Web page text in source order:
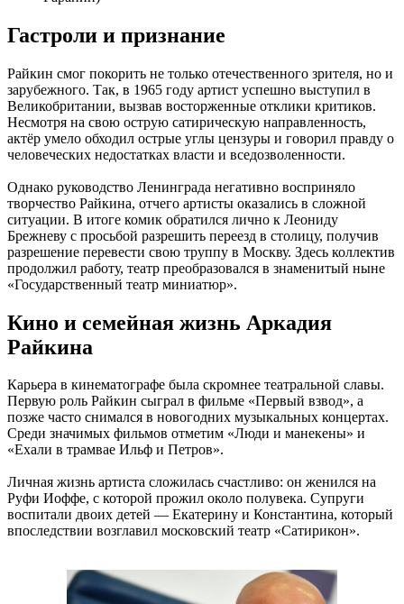
Гастроли и признание
Райкин смог покорить не только отечественного зрителя, но и
зарубежного. Так, в 1965 году артист успешно выступил в
Великобритании, вызвав восторженные отклики критиков.
Несмотря на свою острую сатирическую направленность,
актёр умело обходил острые углы цензуры и говорил правду о
человеческих недостатках власти и вседозволенности.
Однако руководство Ленинграда негативно восприняло
творчество Райкина, отчего артисты оказались в сложной
ситуации. В итоге комик обратился лично к Леониду
Брежневу с просьбой разрешить переезд в столицу, получив
разрешение перевести свою труппу в Москву. Здесь коллектив
продолжил работу, театр преобразовался в знаменитый ныне
«Государственный театр миниатюр».
Кино и семейная жизнь Аркадия
Райкина
Карьера в кинематографе была скромнее театральной славы.
Первую роль Райкин сыграл в фильме «Первый взвод», а
позже часто снимался в новогодних музыкальных концертах.
Среди значимых фильмов отметим «Люди и манекены» и
«Ехали в трамвае Ильф и Петров».
Личная жизнь артиста сложилась счастливо: он женился на
Руфи Иоффе, с которой прожил около полувека. Супруги
воспитали двоих детей — Екатерину и Константина, который
впоследствии возглавил московский театр «Сатирикон».